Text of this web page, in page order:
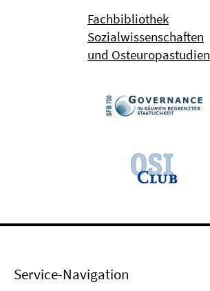
Fachbibliothek
Sozialwissenschaften
und Osteuropastudien
Service-Navigation